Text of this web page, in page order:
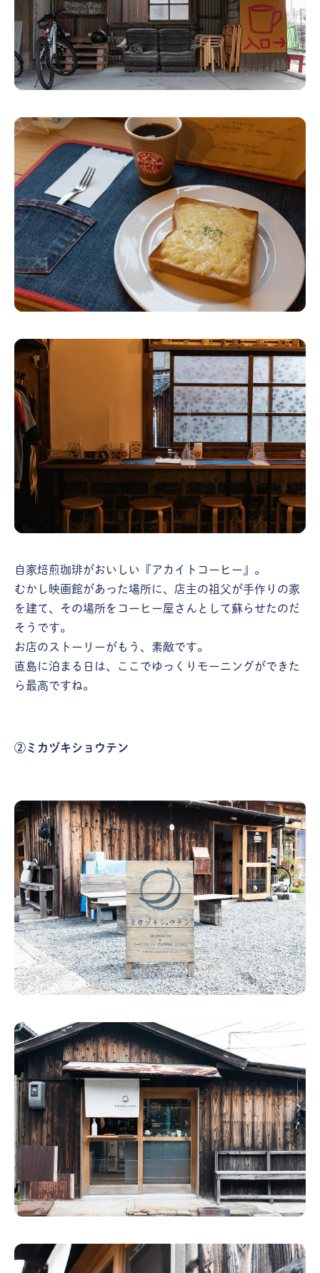
自家焙煎珈琲がおいしい『アカイトコーヒー』。
むかし映画館があった場所に、店主の祖父が手作りの家
を建て、その場所をコーヒー屋さんとして蘇らせたのだ
そうです。
お店のストーリーがもう、素敵です。
直島に泊まる日は、ここでゆっくりモーニングができた
ら最高ですね。
②ミカヅキショウテン